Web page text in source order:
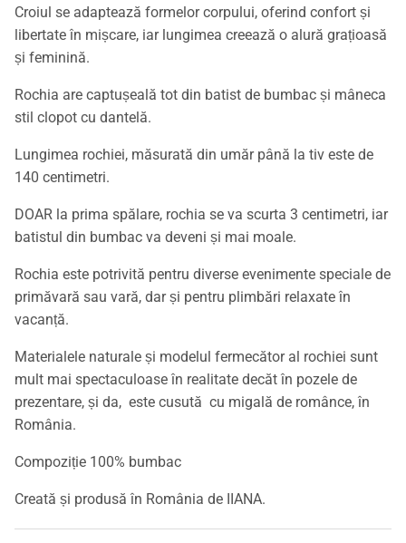
Croiul se adaptează formelor corpului, oferind confort și
libertate în mișcare, iar lungimea creează o alură grațioasă
și feminină.
Rochia are captușeală tot din batist de bumbac și mâneca
stil clopot cu dantelă.
Lungimea rochiei, măsurată din umăr până la tiv este de
140 centimetri.
DOAR la prima spălare, rochia se va scurta 3 centimetri, iar
batistul din bumbac va deveni și mai moale.
Rochia este potrivită pentru diverse evenimente speciale de
primăvară sau vară, dar și pentru plimbări relaxate în
vacanță.
Materialele naturale și modelul fermecător al rochiei sunt
mult mai spectaculoase în realitate decăt în pozele de
prezentare, și da, este cusută cu migală de românce, în
România.
Compoziție 100% bumbac
Creată și produsă în România de IIANA.